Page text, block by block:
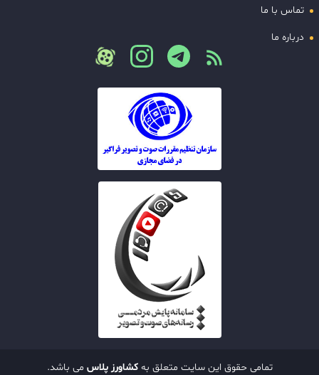
تماس با ما
درباره ما
تمامی حقوق این سایت متعلق بهکشاورز پلاس می باشد.